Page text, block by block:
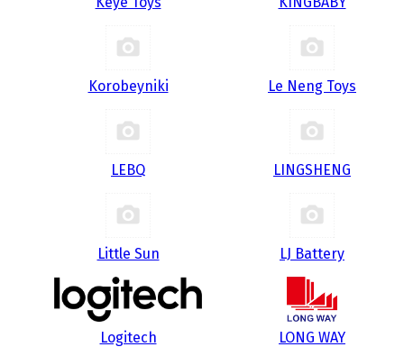
Korobeyniki Le Neng Toys
LEBQ LINGSHENG
Little Sun LJ Battery
Logitech LONG WAY